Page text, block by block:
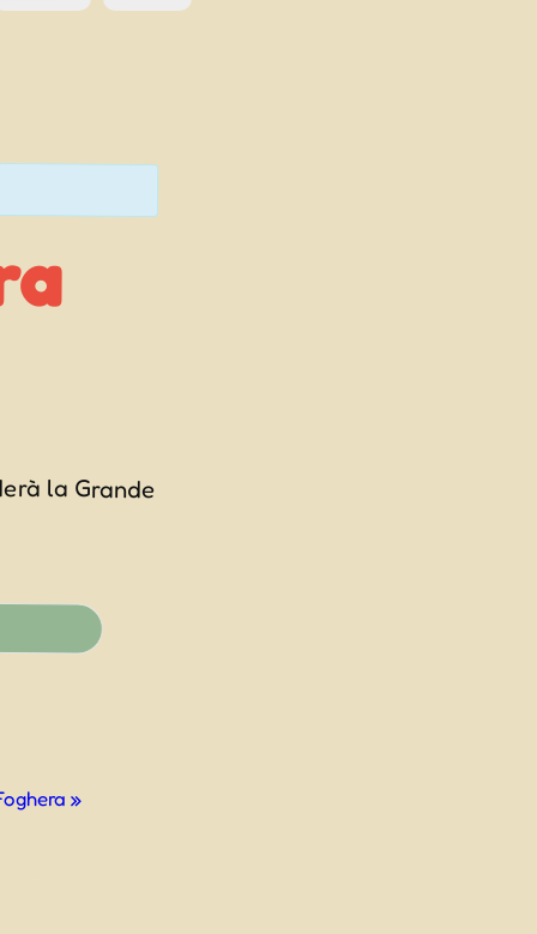
la Grande
»